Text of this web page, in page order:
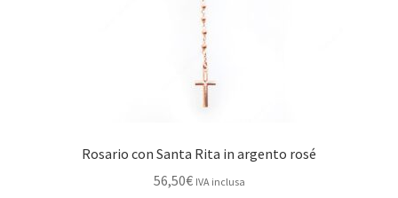
Rosario con Santa Rita in argento rosé
56,50€ IVA inclusa